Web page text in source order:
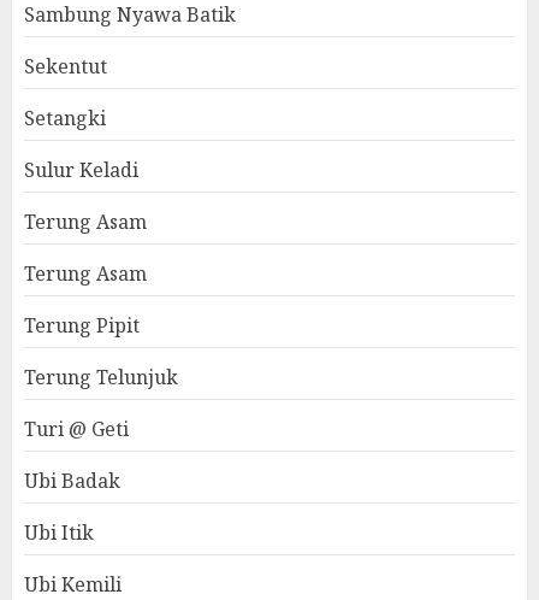
Sambung Nyawa Batik
Sekentut
Setangki
Sulur Keladi
Terung Asam
Terung Asam
Terung Pipit
Terung Telunjuk
Turi @ Geti
Ubi Badak
Ubi Itik
Ubi Kemili